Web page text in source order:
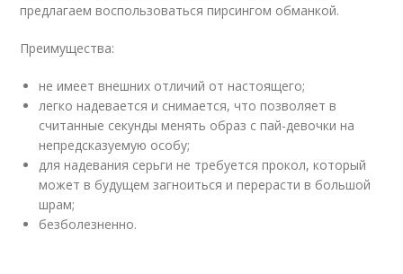
предлагаем воспользоваться пирсингом обманкой.
Преимущества:
не имеет внешних отличий от настоящего;
легко надевается и снимается, что позволяет в
считанные секунды менять образ с пай-девочки на
непредсказуемую особу;
для надевания серьги не требуется прокол, который
может в будущем загноиться и перерасти в большой
шрам;
безболезненно.